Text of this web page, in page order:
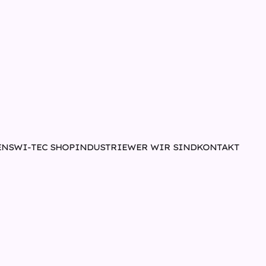
SWI-TEC SHOPINDUSTRIEWER WIR SINDKONTAKT